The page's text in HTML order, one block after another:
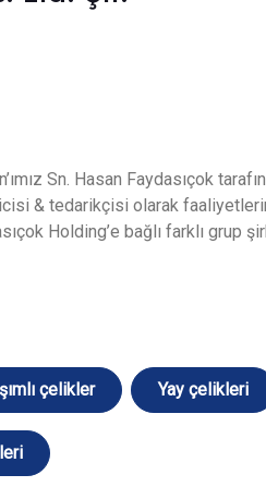
Sn. Hasan Faydasıçok
& tedarikçisi olarak
Holding’e bağlı farklı grup
çelikler Yay çelikleri